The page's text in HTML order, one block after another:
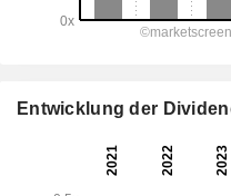
Entwicklung der